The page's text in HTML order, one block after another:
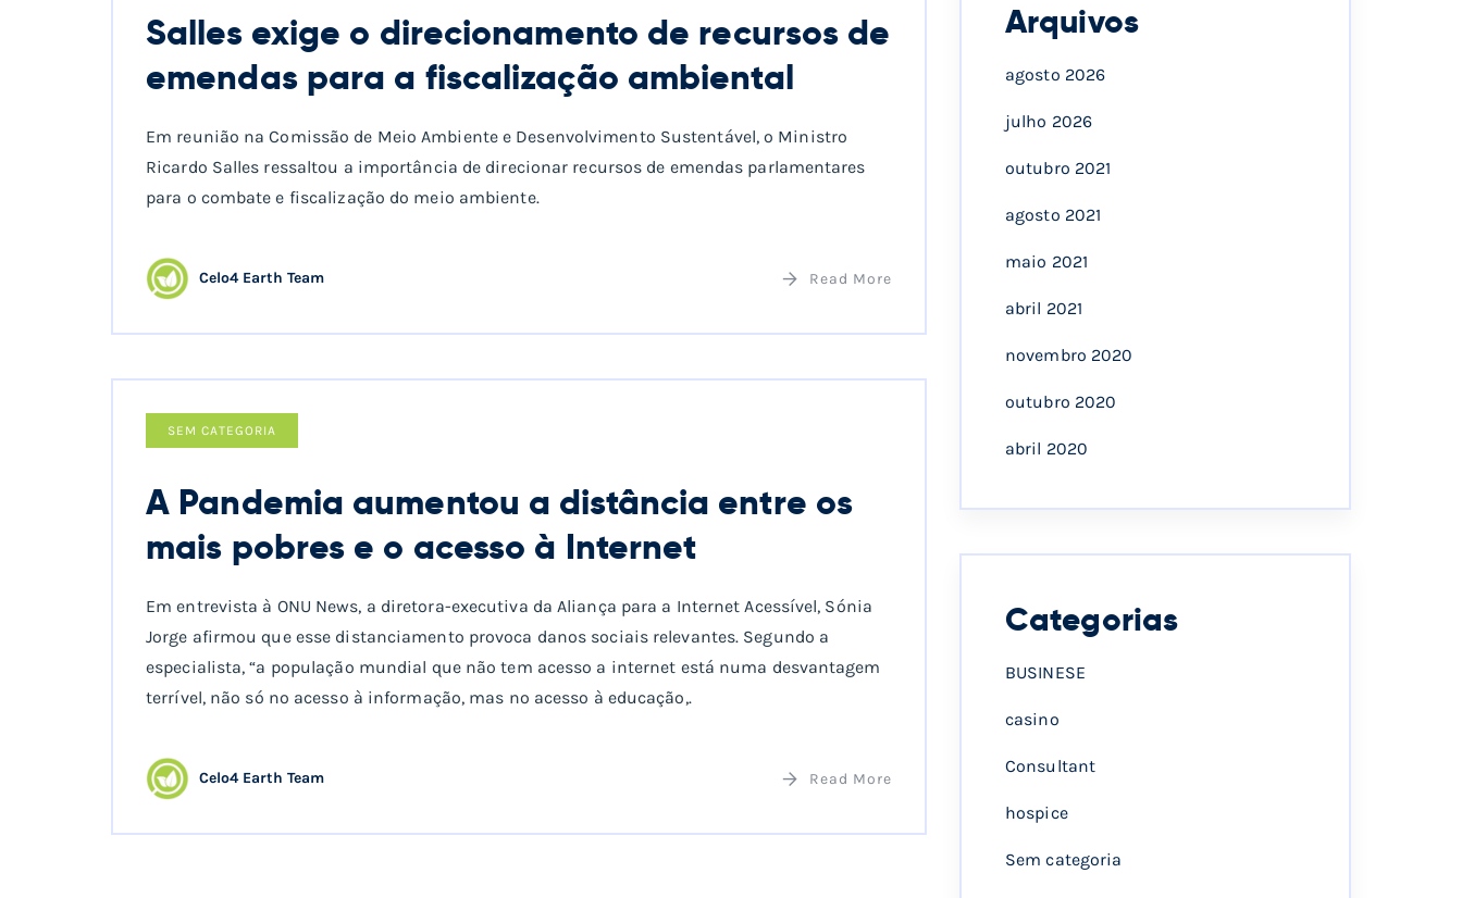
Salles exige o direcionamento de recursos de
emendas para a fiscalização ambiental
Em reunião na Comissão de Meio Ambiente e Desenvolvimento Sustentável, o Ministro
Ricardo Salles ressaltou a importância de direcionar recursos de emendas parlamentares
para o combate e fiscalização do meio ambiente.
Celo4 Earth Team Read More
SEM CATEGORIA
A Pandemia aumentou a distância entre os
mais pobres e o acesso à Internet
Em entrevista à ONU News, a diretora-executiva da Aliança para a Internet Acessível, Sónia
Jorge afirmou que esse distanciamento provoca danos sociais relevantes. Segundo a
especialista, “a população mundial que não tem acesso a internet está numa desvantagem
terrível, não só no acesso à informação, mas no acesso à educação,.
Celo4 Earth Team Read More
Arquivos
agosto 2026
julho 2026
outubro 2021
agosto 2021
maio 2021
abril 2021
novembro 2020
outubro 2020
abril 2020
Categorias
BUSINESE
casino
Consultant
hospice
Sem categoria